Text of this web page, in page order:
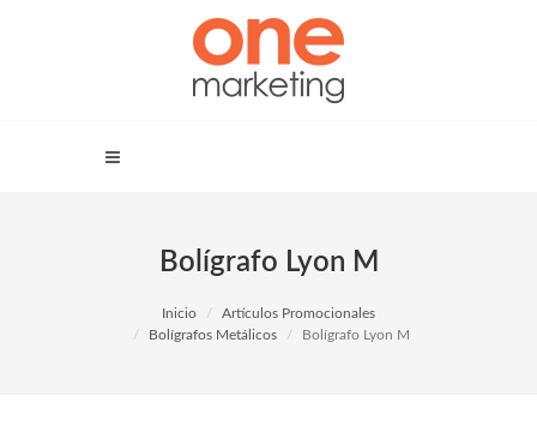
Bolígrafo Lyon M
Inicio
Artículos Promocionales
Bolígrafos Metálicos
Bolígrafo Lyon M